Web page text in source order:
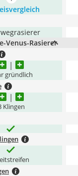
Venus-Rasierer
gründlich
Klingen